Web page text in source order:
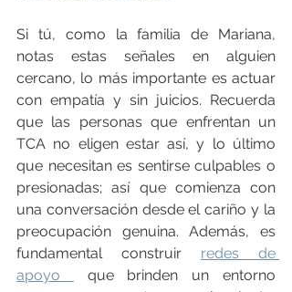
Si tú, como la familia de Mariana,
notas estas señales en alguien
cercano, lo más importante es actuar
con empatía y sin juicios. Recuerda
que las personas que enfrentan un
TCA no eligen estar así, y lo último
que necesitan es sentirse culpables o
presionadas; así que comienza con
una conversación desde el cariño y la
preocupación genuina. Además, es
fundamental construir redes de
apoyo
que brinden un entorno